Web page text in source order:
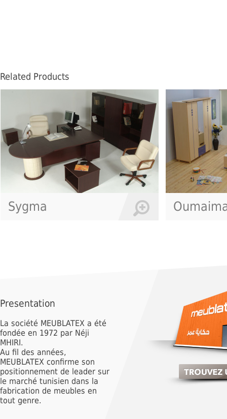
Related Products
Sygma
Presentation
La société MEUBLATEX a été
fondée en 1972 par Néji
MHIRI.
Au fil des années,
MEUBLATEX confirme son
positionnement de leader sur
le marché tunisien dans la
fabrication de meubles en
tout genre.